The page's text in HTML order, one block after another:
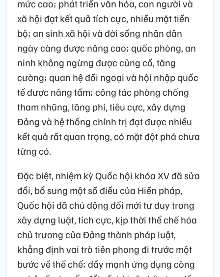
mức cao; phát triển văn hóa, con người và
xã hội đạt kết quả tích cực, nhiều mặt tiến
bộ; an sinh xã hội và đời sống nhân dân
ngày càng được nâng cao; quốc phòng, an
ninh không ngừng được củng cố, tăng
cường; quan hệ đối ngoại và hội nhập quốc
tế được nâng tầm; công tác phòng chống
tham nhũng, lãng phí, tiêu cực, xây dựng
Đảng và hệ thống chính trị đạt được nhiều
kết quả rất quan trọng, có mặt đột phá chưa
từng có.
Đặc biệt, nhiệm kỳ Quốc hội khóa XV đã sửa
đổi, bổ sung một số điều của Hiến pháp,
Quốc hội đã chủ động đổi mới tư duy trong
xây dựng luật, tích cực, kịp thời thể chế hóa
chủ trương của Đảng thành pháp luật,
khẳng định vai trò tiên phong đi trước một
bước về thể chế; đẩy mạnh ứng dụng công